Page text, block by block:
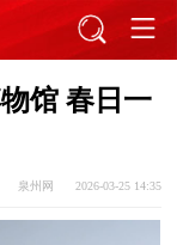
馆 春日一
泉州网 2026-03-25 14:35